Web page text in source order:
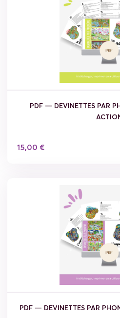
PDF — DEVINETTES PAR
15,00 €
PDF — DEVINETTES PAR